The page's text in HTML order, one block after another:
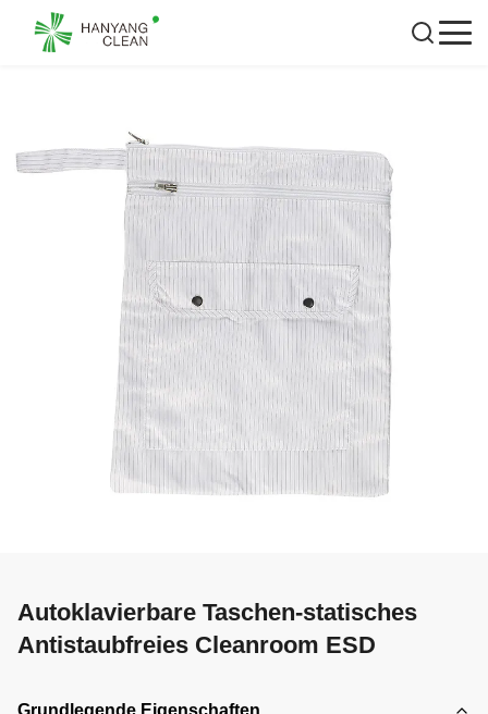
Autoklavierbare Taschen-statisches
Antistaubfreies Cleanroom ESD
Grundlegende Eigenschaften